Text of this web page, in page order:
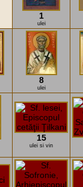
1
ulei
8
ulei
15
ulei si vin